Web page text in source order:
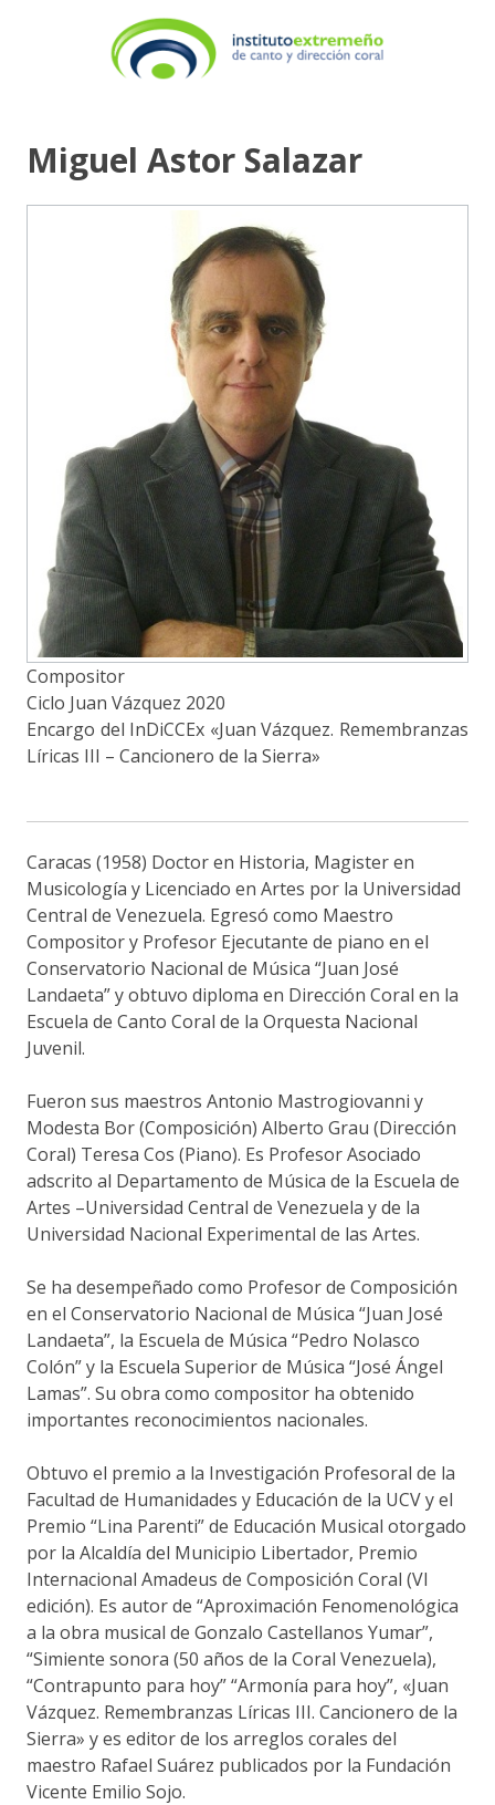
Miguel Astor Salazar
Compositor
Ciclo Juan Vázquez 2020
Encargo del InDiCCEx «Juan Vázquez. Remembranzas
Líricas III – Cancionero de la Sierra»
Caracas (1958) Doctor en Historia, Magister en
Musicología y Licenciado en Artes por la Universidad
Central de Venezuela. Egresó como Maestro
Compositor y Profesor Ejecutante de piano en el
Conservatorio Nacional de Música “Juan José
Landaeta” y obtuvo diploma en Dirección Coral en la
Escuela de Canto Coral de la Orquesta Nacional
Juvenil.
Fueron sus maestros Antonio Mastrogiovanni y
Modesta Bor (Composición) Alberto Grau (Dirección
Coral) Teresa Cos (Piano). Es Profesor Asociado
adscrito al Departamento de Música de la Escuela de
Artes –Universidad Central de Venezuela y de la
Universidad Nacional Experimental de las Artes.
Se ha desempeñado como Profesor de Composición
en el Conservatorio Nacional de Música “Juan José
Landaeta”, la Escuela de Música “Pedro Nolasco
Colón” y la Escuela Superior de Música “José Ángel
Lamas”. Su obra como compositor ha obtenido
importantes reconocimientos nacionales.
Obtuvo el premio a la Investigación Profesoral de la
Facultad de Humanidades y Educación de la UCV y el
Premio “Lina Parenti” de Educación Musical otorgado
por la Alcaldía del Municipio Libertador, Premio
Internacional Amadeus de Composición Coral (VI
edición). Es autor de “Aproximación Fenomenológica
a la obra musical de Gonzalo Castellanos Yumar”,
“Simiente sonora (50 años de la Coral Venezuela),
“Contrapunto para hoy” “Armonía para hoy”, «Juan
Vázquez. Remembranzas Líricas III. Cancionero de la
Sierra» y es editor de los arreglos corales del
maestro Rafael Suárez publicados por la Fundación
Vicente Emilio Sojo.